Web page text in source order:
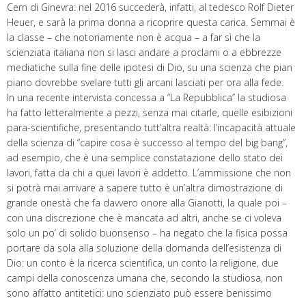
Cern di Ginevra: nel 2016 succederà, infatti, al tedesco Rolf Dieter
Heuer, e sarà la prima donna a ricoprire questa carica. Semmai è
la classe – che notoriamente non è acqua – a far sì che la
scienziata italiana non si lasci andare a proclami o a ebbrezze
mediatiche sulla fine delle ipotesi di Dio, su una scienza che pian
piano dovrebbe svelare tutti gli arcani lasciati per ora alla fede.
In una recente intervista concessa a “La Repubblica” la studiosa
ha fatto letteralmente a pezzi, senza mai citarle, quelle esibizioni
para-scientifiche, presentando tutt’altra realtà: l’incapacità attuale
della scienza di “capire cosa è successo al tempo del big bang”,
ad esempio, che è una semplice constatazione dello stato dei
lavori, fatta da chi a quei lavori è addetto. L’ammissione che non
si potrà mai arrivare a sapere tutto è un’altra dimostrazione di
grande onestà che fa davvero onore alla Gianotti, la quale poi –
con una discrezione che è mancata ad altri, anche se ci voleva
solo un po’ di solido buonsenso – ha negato che la fisica possa
portare da sola alla soluzione della domanda dell’esistenza di
Dio: un conto è la ricerca scientifica, un conto la religione, due
campi della conoscenza umana che, secondo la studiosa, non
sono affatto antitetici: uno scienziato può essere benissimo